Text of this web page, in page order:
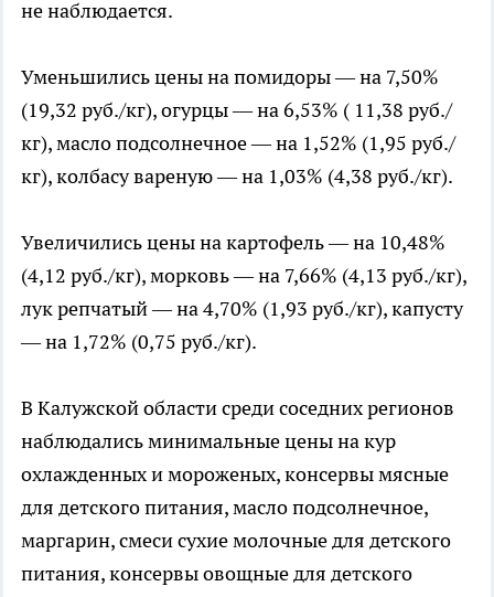
не наблюдается.
Уменьшились цены на помидоры — на 7,50%
(19,32 руб./кг), огурцы — на 6,53% ( 11,38 руб./
кг), масло подсолнечное — на 1,52% (1,95 руб./
кг), колбасу вареную — на 1,03% (4,38 руб./кг).
Увеличились цены на картофель — на 10,48%
(4,12 руб./кг), морковь — на 7,66% (4,13 руб./кг),
лук репчатый — на 4,70% (1,93 руб./кг), капусту
— на 1,72% (0,75 руб./кг).
В Калужской области среди соседних регионов
наблюдались минимальные цены на кур
охлажденных и мороженых, консервы мясные
для детского питания, масло подсолнечное,
маргарин, смеси сухие молочные для детского
питания, консервы овощные для детского